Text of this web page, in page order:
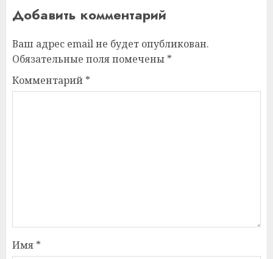
Добавить комментарий
Ваш адрес email не будет опубликован.
Обязательные поля помечены *
Комментарий *
Имя *